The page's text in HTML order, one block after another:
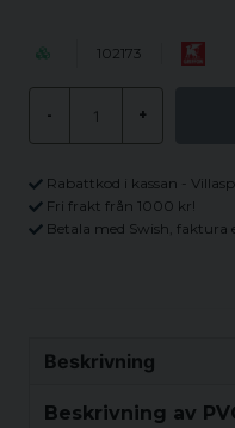
102173
- +
Rabattkod i kassan -
Fri frakt från 1000 kr!
Betala med Swish, faktura
Beskrivning
Beskrivning av